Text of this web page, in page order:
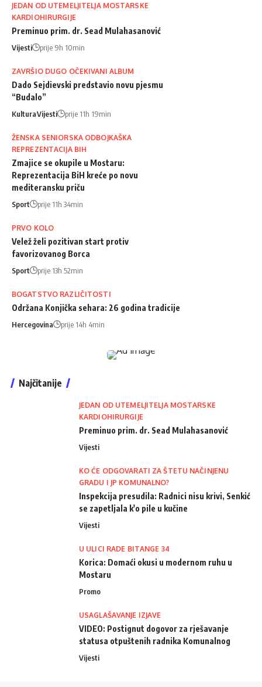
JEDAN OD UTEMELJITELJA MOSTARSKE
KARDIOHIRURGIJE
Preminuo prim. dr. Sead Mulahasanović
Vijesti prije 9h 10min
ZAVRŠIO DUGO OČEKIVANI ALBUM
Dado Sejdievski predstavio novu pjesmu
“Budalo”
KulturaVijesti prije 11h 19min
ŽENSKA SENIORSKA ODBOJKAŠKA
REPREZENTACIJA BIH
Zmajice se okupile u Mostaru:
Reprezentacija BiH kreće po novu
mediteransku priču
Sport prije 11h 34min
PRVO KOLO
Velež želi pozitivan start protiv
favorizovanog Borca
Sport prije 13h 52min
BOGATSTVO RAZLIČITOSTI
Održana Konjička sehara: 26 godina tradicije
Hercegovina prije 14h 4min
Najčitanije
JEDAN OD UTEMELJITELJA MOSTARSKE
KARDIOHIRURGIJE
Preminuo prim. dr. Sead Mulahasanović
Vijesti
KO ĆE ODGOVARATI ZA ŠTETU NAČINJENU
GRADU I JP KOMUNALNO?
Inspekcija presudila: Radnici nisu krivi, Senkić
se zapetljala k'o pile u kučine
Vijesti
U ULICI RADE BITANGE 34
Korica: Domaći okusi u modernom ruhu u
Mostaru
Promo
USAGLAŠAVANJE IZJAVE
VIDEO: Postignut dogovor za rješavanje
statusa otpuštenih radnika Komunalnog
Vijesti